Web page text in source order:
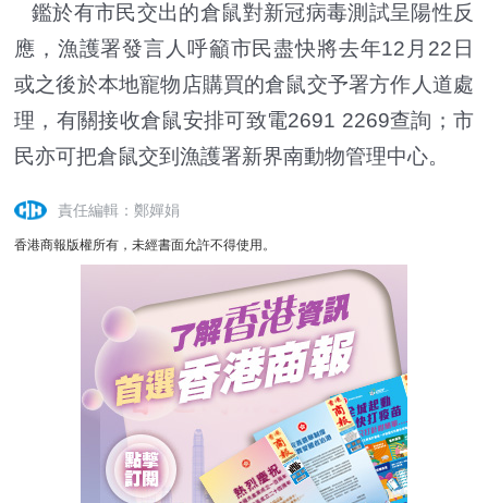
鑑於有市民交出的倉鼠對新冠病毒測試呈陽性反
應，漁護署發言人呼籲市民盡快將去年12月22日
或之後於本地寵物店購買的倉鼠交予署方作人道處
理，有關接收倉鼠安排可致電2691 2269查詢；市
民亦可把倉鼠交到漁護署新界南動物管理中心。
責任編輯：鄭嬋娟
香港商報版權所有，未經書面允許不得使用。